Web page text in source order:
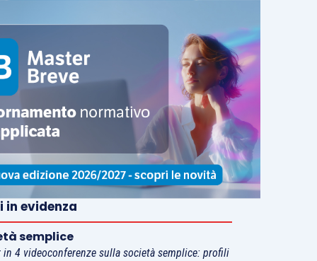
in evidenza
semplice
in 4 videoconferenze sulla società semplice: profili